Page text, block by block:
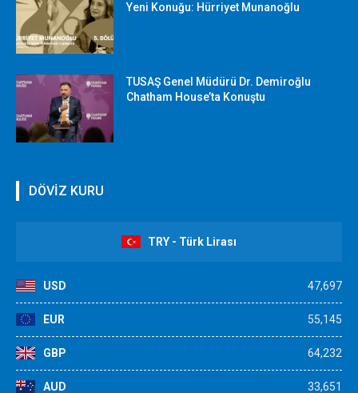
Yeni Konuğu: Hürriyet Munanoğlu
TUSAŞ Genel Müdürü Dr. Demiroğlu
Chatham House’ta Konuştu
DÖVİZ KURU
TRY - Türk Lirası
USD 47,697
EUR 55,145
GBP 64,232
AUD 33,651